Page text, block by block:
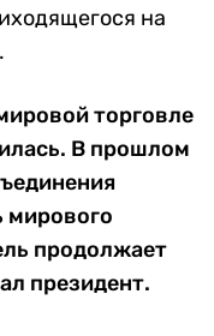
на
торговле
В прошлом
мирового
продолжает
президент.